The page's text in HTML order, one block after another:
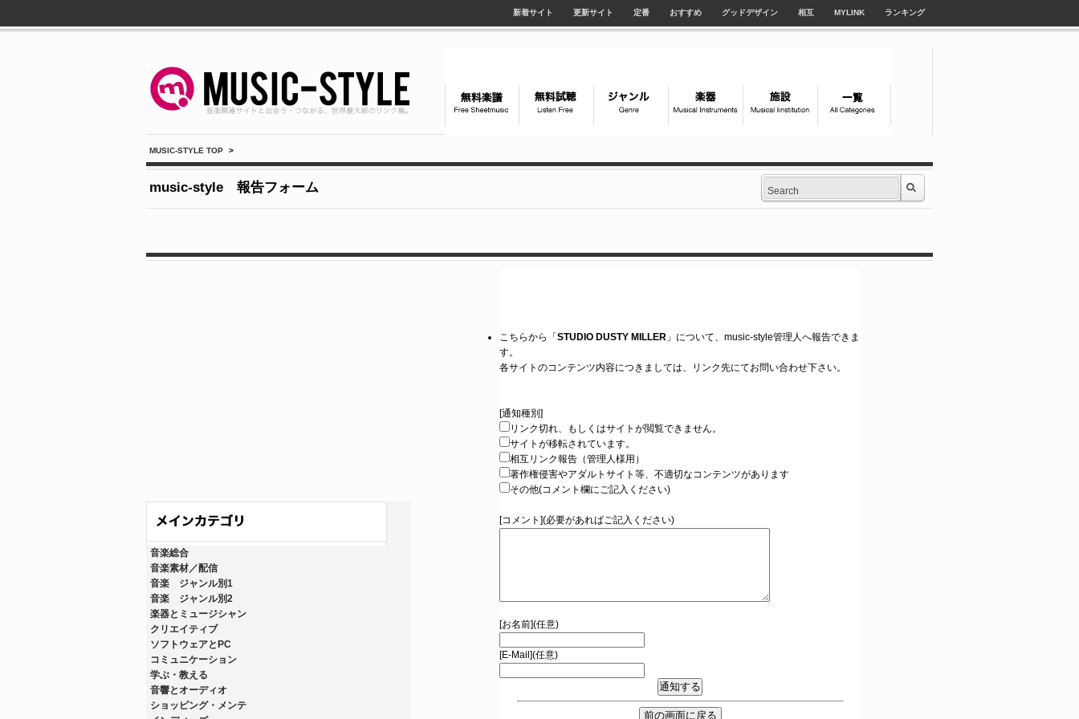
新着サイト 更新サイト 定番 おすすめ グッドデザイン 相互 MYLINK ランキング
MUSIC-STYLE TOP >
music-style 報告フォーム
音楽総合
音楽素材／配信
音楽 ジャンル別1
音楽 ジャンル別2
楽器とミュージシャン
クリエイティブ
ソフトウェアとPC
コミュニケーション
学ぶ・教える
音響とオーディオ
ショッピング・メンテ
こちらから「 STUDIO DUSTY MILLER 」について、music-style管理人へ報告できま
す。
各サイトのコンテンツ内容につきましては、リンク先にてお問い合わせ下さい。
[通知種別]
リンク切れ、もしくはサイトが閲覧できません。
サイトが移転されています。
相互リンク報告（管理人様用）
著作権侵害やアダルトサイト等、不適切なコンテンツがあります
その他(コメント欄にご記入ください)
[コメント](必要があればご記入ください)
[お名前](任意)
[E-Mail](任意)